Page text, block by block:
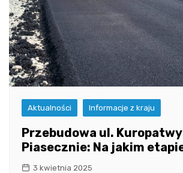
Aktualności Informacje z kraju
Przebudowa ul.
Piasecznie: Na jakim
3 kwietnia 2025